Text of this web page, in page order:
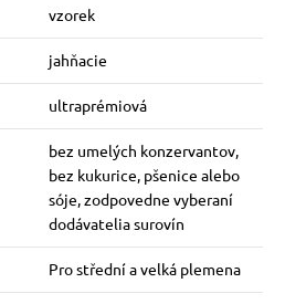
vzorek
jahňacie
ultraprémiová
bez umelých konzervantov,
bez kukurice, pšenice alebo
sóje, zodpovedne vyberaní
dodávatelia surovín
Pro střední a velká plemena